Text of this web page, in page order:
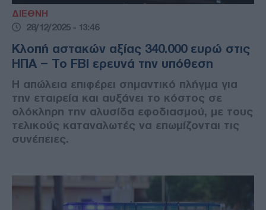
ΔΙΕΘΝΗ
28/12/2025 - 13:46
Κλοπή αστακών αξίας 340.000 ευρώ στις
ΗΠΑ – Το FBI ερευνά την υπόθεση
Η απώλεια επιφέρει σημαντικό πλήγμα για
την εταιρεία και αυξάνει το κόστος σε
ολόκληρη την αλυσίδα εφοδιασμού, με τους
τελικούς καταναλωτές να επωμίζονται τις
συνέπειες.